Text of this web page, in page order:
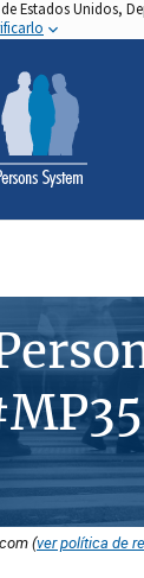
Estados Unidos,
(ver política de